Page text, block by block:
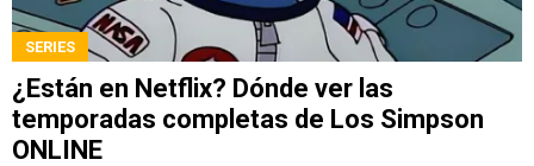
SERIES
¿Están en Netflix? Dónde ver las
temporadas completas de Los Simpson
ONLINE